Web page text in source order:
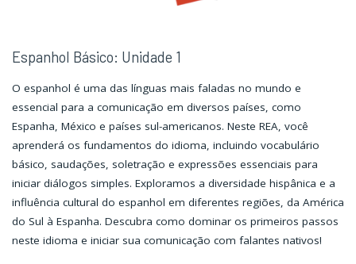
Espanhol Básico: Unidade 1
O espanhol é uma das línguas mais faladas no mundo e
essencial para a comunicação em diversos países, como
Espanha, México e países sul-americanos. Neste REA, você
aprenderá os fundamentos do idioma, incluindo vocabulário
básico, saudações, soletração e expressões essenciais para
iniciar diálogos simples. Exploramos a diversidade hispânica e a
influência cultural do espanhol em diferentes regiões, da América
do Sul à Espanha. Descubra como dominar os primeiros passos
neste idioma e iniciar sua comunicação com falantes nativos!